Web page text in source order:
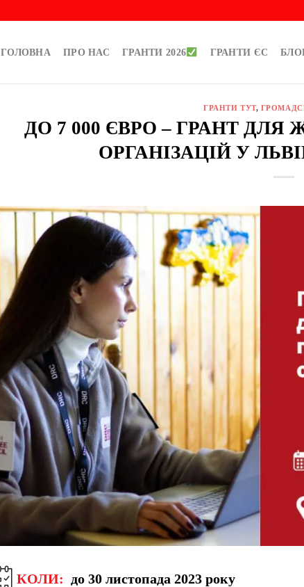
ГОЛОВНА ПРО НАС ГРАНТИ 2026 ГРАНТИ ЄС
ГРАНТИ ТУТ,
ДО 7 000 ЄВРО – ГРАНТ
ОРГАНІЗАЦІЙ У
КОЛИ: до 30 листопада 2023 року